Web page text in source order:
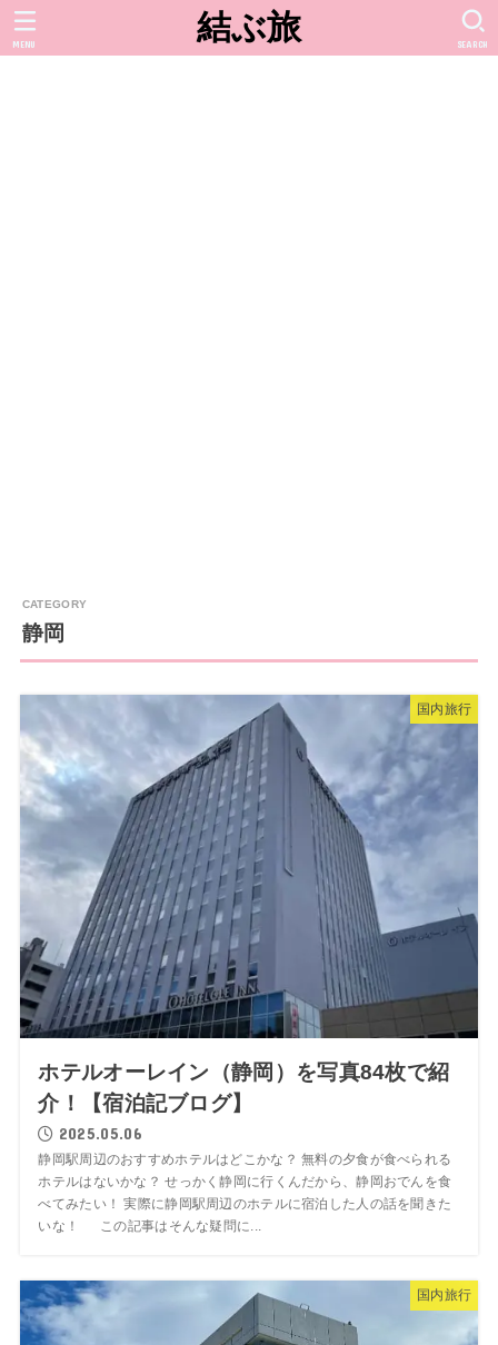
結ぶ旅 SEARCH
MENU
静岡
国内旅行
ホテルオーレイン（静岡）を写真84枚で紹
介！【宿泊記ブログ】
2025.05.06
静岡駅周辺のおすすめホテルはどこかな？ 無料の夕食が食べられる
ホテルはないかな？ せっかく静岡に行くんだから、静岡おでんを食
べてみたい！ 実際に静岡駅周辺のホテルに宿泊した人の話を聞きた
いな！ この記事はそんな疑問に...
国内旅行